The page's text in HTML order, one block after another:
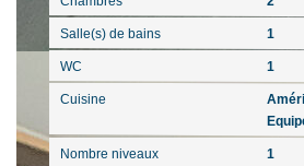
Salle(s) de bains 1
WC 1
Cuisine
Nombre niveaux 1